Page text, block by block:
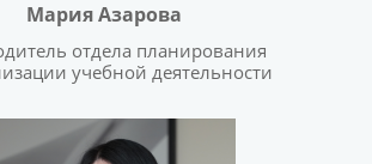
Мария Азарова
отдела планирования
учебной деятельности